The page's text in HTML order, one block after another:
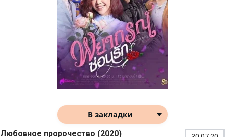
В закладки
Любовное пророчество (2020)